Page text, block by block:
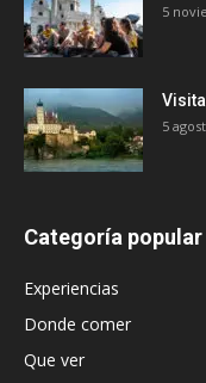
5
5
Categoría popular
Experiencias
Donde comer
Que ver